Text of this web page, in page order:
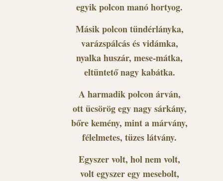
egyik polcon manó hortyog.
Másik polcon tündérlányka,
varázspálcás és vidámka,
nyalka huszár, mese-mátka,
eltüntető nagy kabátka.
A harmadik polcon árván,
ott ücsörög egy nagy sárkány,
bőre kemény, mint a márvány,
félelmetes, tüzes látvány.
Egyszer volt, hol nem volt,
volt egyszer egy mesebolt,